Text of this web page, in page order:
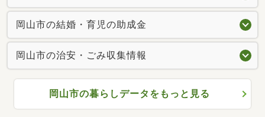
岡山市の結婚・育児の助成金
岡山市の治安・ごみ収集情報
岡山市の暮らしデータをもっと見る